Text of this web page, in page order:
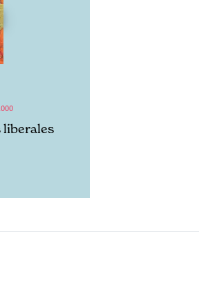
liberales